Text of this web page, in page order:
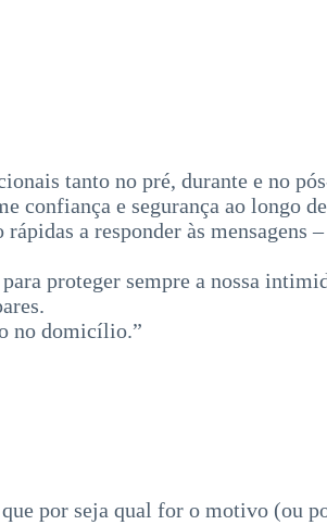
tanto no pré, durante e no
confiança e segurança ao longo
a responder às mensagens
proteger sempre a nossa
no domicílio.”
por seja qual for o motivo (ou